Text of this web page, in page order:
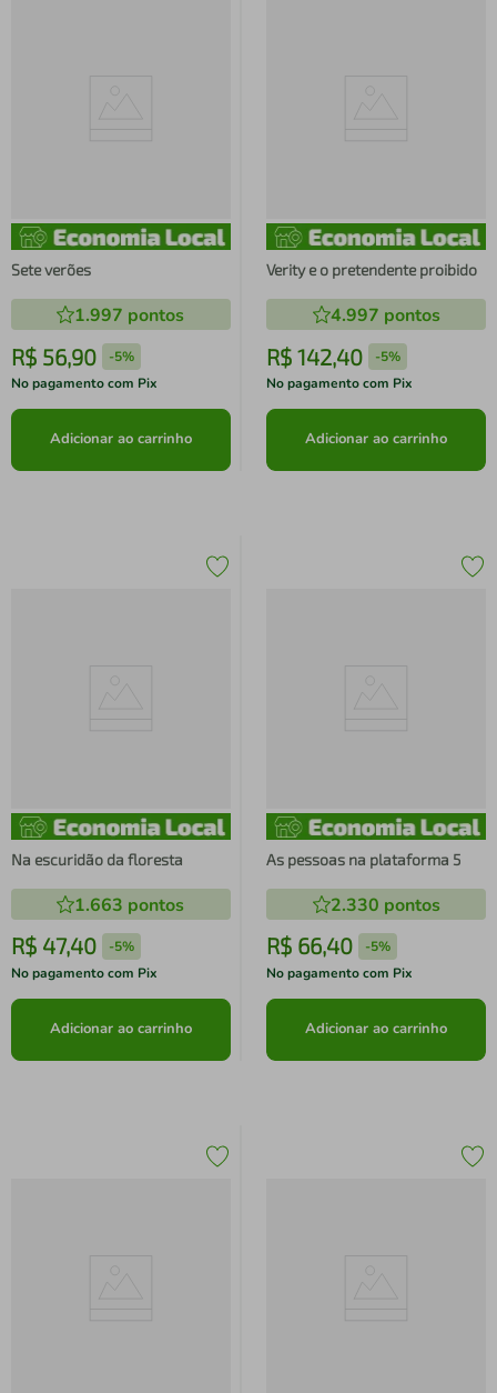
Sete verões
1.997 pontos
R$ 56,90 -5%
No pagamento com Pix
Adicionar ao carrinho
Verity e o pretendente proibido
4.997 pontos
R$ 142,40 -5%
No pagamento com Pix
Adicionar ao carrinho
Na escuridão da floresta
1.663 pontos
R$ 47,40 -5%
No pagamento com Pix
Adicionar ao carrinho
As pessoas na plataforma 5
2.330 pontos
R$ 66,40 -5%
No pagamento com Pix
Adicionar ao carrinho